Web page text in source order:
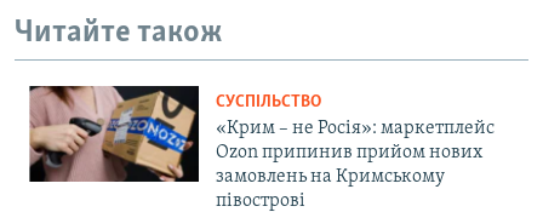
Читайте також
СУСПІЛЬСТВО
«Крим – не Росія»: маркетплейс
Ozon припинив прийом нових
замовлень на Кримському
півострові